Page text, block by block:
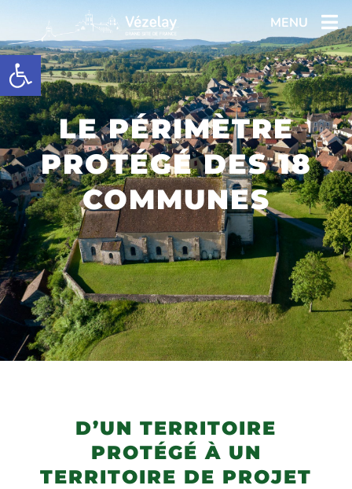
MENU
LE PÉRIMÈTRE
PROTÉGÉ DES 18
COMMUNES
D’UN TERRITOIRE
PROTÉGÉ À UN
TERRITOIRE DE PROJET
Ouvrir la barre d’outils